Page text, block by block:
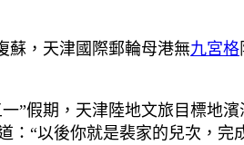
蘇，天津國際郵輪母港無九宮格
”假期，天津陸地文旅目標地
“以後你就是裴家的兒次，